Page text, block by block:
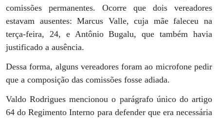
comissões permanentes. Ocorre que dois vereadores
estavam ausentes: Marcus Valle, cuja mãe faleceu na
terça-feira, 24, e Antônio Bugalu, que também havia
justificado a ausência.
Dessa forma, alguns vereadores foram ao microfone pedir
que a composição das comissões fosse adiada.
Valdo Rodrigues mencionou o parágrafo único do artigo
64 do Regimento Interno para defender que era necessária